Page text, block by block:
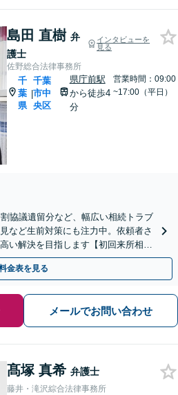
島田 直樹 弁
護士
インタビューを
見る
佐野総合法律事務所
千
葉
県
|
千葉
市中
央区
県庁前駅
から徒歩4
分
営業時間：09:00
~17:00（平日）
協議遺留分など、幅広い相続トラブ
など生前対策にも注力中。依頼者さ
い解決を目指します【初回来所相談
【千葉中央駅5分】
金表を見る
メールでお問い合わせ
髙塚 真希 弁護士
藤井・滝沢綜合法律事務所